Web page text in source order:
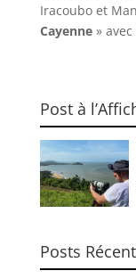
Iracoubo et
Cayenne» avec
Post à
Posts